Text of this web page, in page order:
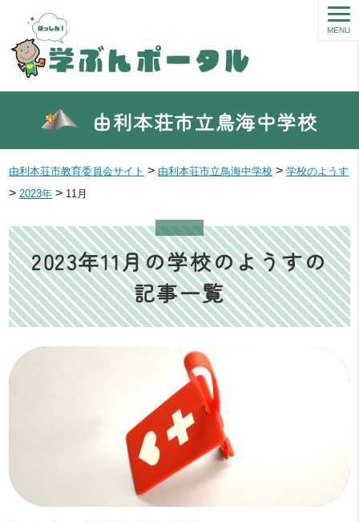
由利本荘市立鳥海中学校
MENU
由利本荘市教育委員会サイト > 由利本荘市立鳥海中学校 >学校のようす
> 2023年 > 11月
2023年11月の学校のようすの
記事一覧